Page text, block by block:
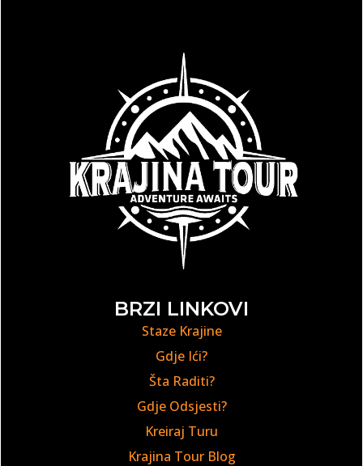
BRZI LINKOVI
Staze Krajine
Gdje Ići?
Šta Raditi?
Gdje Odsjesti?
Kreiraj Turu
Krajina Tour Blog